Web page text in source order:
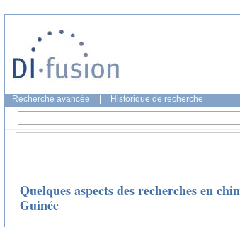
Recherche avancée Historique de recherche
Quelques aspects des recherches en
Guinée